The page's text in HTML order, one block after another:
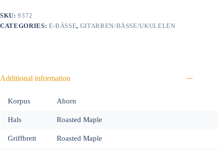
SKU:9372
CATEGORIES: E-BÄSSE, GITARREN/BÄSSE/UKULELEN
Additional information
Korpus Ahorn
Hals Roasted Maple
Griffbrett Roasted Maple